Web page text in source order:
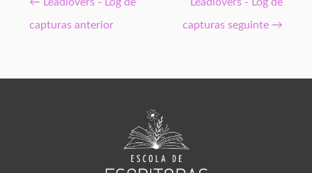
← Leadlovers - Log de
capturas anterior
Leadlovers - Log de
capturas seguinte →